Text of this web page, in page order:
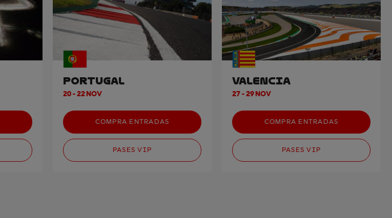
PORTUGAL
20 - 22 NOV
COMPRA ENTRADAS
PASES VIP
VALENCIA
27 - 29 NOV
COMPRA ENTRADAS
PASES VIP